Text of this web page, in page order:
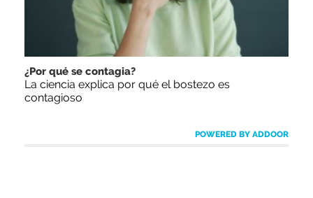
¿Por qué se contagia?
La ciencia explica por qué el bostezo es
contagioso
POWERED BY ADDOOR